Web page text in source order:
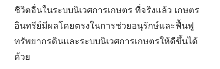
ชีวิตอื่นในระบบนิเวศการเกษตร ที่จริงแล้ว เกษตร
อินทรีย์มีผลโดยตรงในการช่วยอนุรักษ์และฟื้นฟู
ทรัพยากรดินและระบบนิเวศการเกษตรให้ดีขึ้นได้
ด้วย